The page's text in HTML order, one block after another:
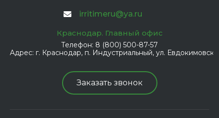
irritimeru@ya.ru
Краснодар. Главный офис
Телефон: 8 (800) 500-87-57
Адрес: г. Краснодар, п. Индустриальный, ул.
Заказать звонок